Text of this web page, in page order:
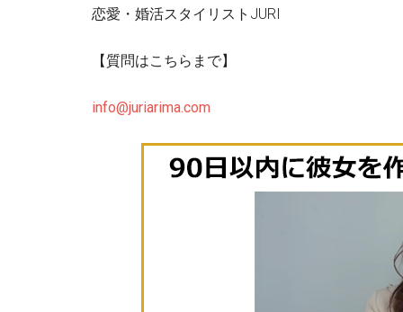
恋愛・婚活スタイリストJURI
【質問はこちらまで】
info@juriarima.com